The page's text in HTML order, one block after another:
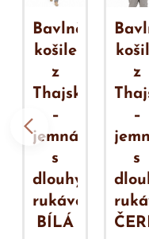
Bavlněná
košile
z
Thajska
–
jemná
s
dlouhým
rukávem
BÍLÁ
z
–
s